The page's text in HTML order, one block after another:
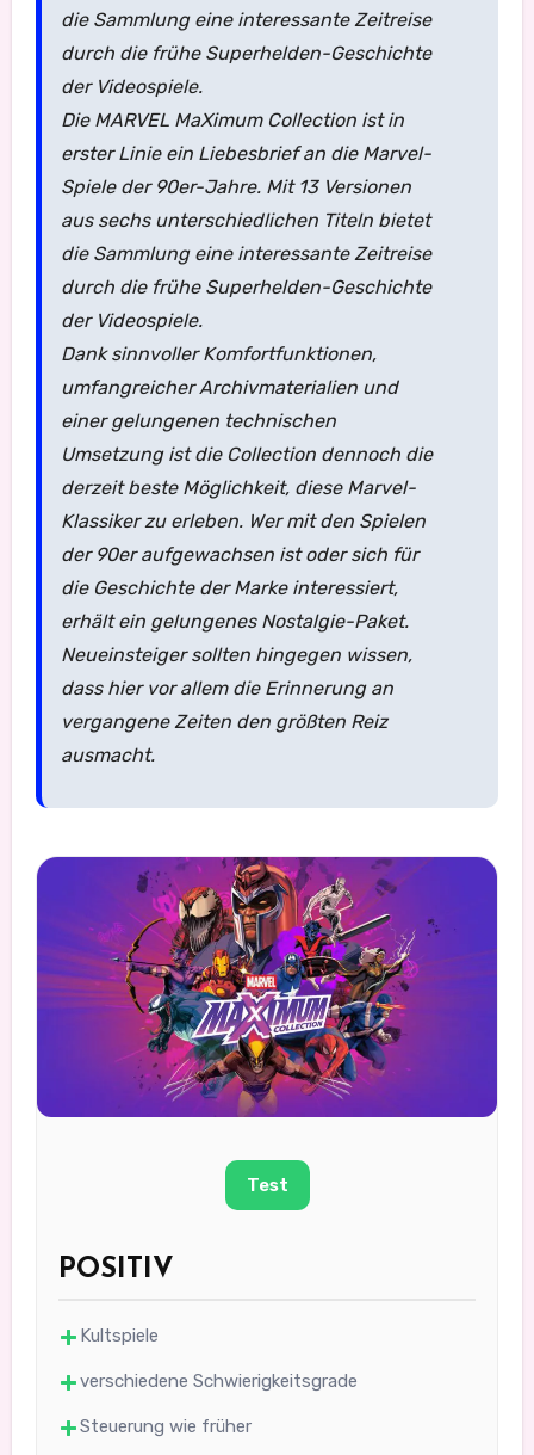
die Sammlung eine interessante Zeitreise
durch die frühe Superhelden-Geschichte
der Videospiele.
Die MARVEL MaXimum Collection ist in
erster Linie ein Liebesbrief an die Marvel-
Spiele der 90er-Jahre. Mit 13 Versionen
aus sechs unterschiedlichen Titeln bietet
die Sammlung eine interessante Zeitreise
durch die frühe Superhelden-Geschichte
der Videospiele.
Dank sinnvoller Komfortfunktionen,
umfangreicher Archivmaterialien und
einer gelungenen technischen
Umsetzung ist die Collection dennoch die
derzeit beste Möglichkeit, diese Marvel-
Klassiker zu erleben. Wer mit den Spielen
der 90er aufgewachsen ist oder sich für
die Geschichte der Marke interessiert,
erhält ein gelungenes Nostalgie-Paket.
Neueinsteiger sollten hingegen wissen,
dass hier vor allem die Erinnerung an
vergangene Zeiten den größten Reiz
ausmacht.
Test
POSITIV
Kultspiele
verschiedene Schwierigkeitsgrade
Steuerung wie früher